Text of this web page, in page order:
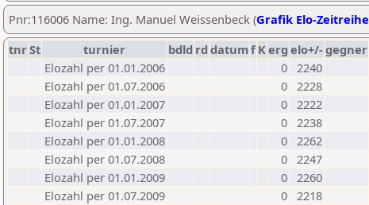
Pnr:116006 Name: Ing. Manuel Weissenbeck (Grafik Elo-Zeitreihe
tnrSt turnier bdld rd datumf Kerg elo+/-gegner
Elozahl per 01.01.2006
0 2240
Elozahl per 01.07.2006
0 2228
Elozahl per 01.01.2007
0 2222
Elozahl per 01.07.2007
0 2238
Elozahl per 01.01.2008
0 2262
Elozahl per 01.07.2008
0 2247
Elozahl per 01.01.2009
0 2260
Elozahl per 01.07.2009
0 2218